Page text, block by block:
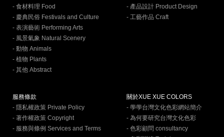
- 食材料理 Food
- 慶典民俗 Festivals and Culture
- 表演藝術 Performing Arts
- 風景氣象 Natural Scenery
- 動物 Animals
- 植物 Plants
- 其他 Abstract
- 產品設計 Product Design
- 工藝作品 Craft
服務條款
- 隱私權政策 Private Policy
- 著作權政策 Copyright
- 服務與條例 Services and Terms
關於XUE XUE COLORS
- 學學台灣文化色彩網站簡介
- 為何要研究台灣文化色彩
- 色彩顧問 consultancy